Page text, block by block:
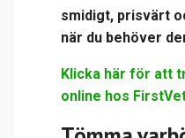
smidigt, prisvärt
när du behöver
Klicka här för att
online hos